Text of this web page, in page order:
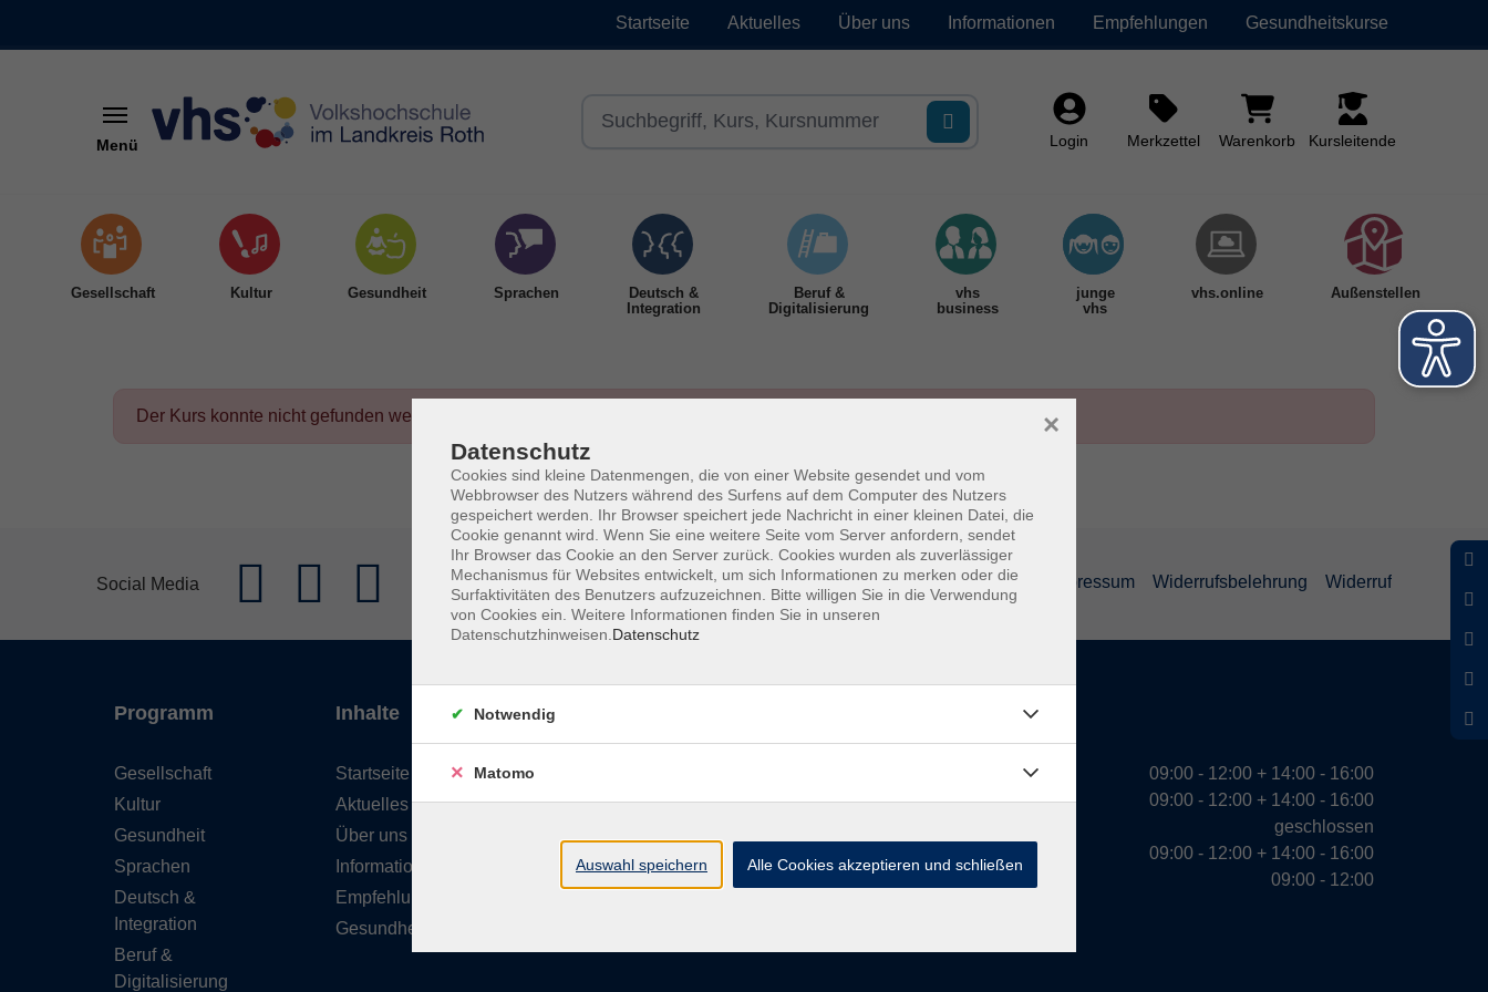
Startseite Aktuelles Über uns Informationen Empfehlungen Gesundheitskurse
Menü Login Merkzettel Warenkorb Kursleitende
Gesellschaft Kultur Gesundheit Sprachen
Deutsch &
Integration
Beruf &
Digitalisierung
vhs
business
junge
vhs
vhs.online Außenstellen
Der Kurs konnte nicht gefunden werden.
Social Media AGB Datenschutzerklärung Impressum Widerrufsbelehrung Widerruf
Programm
Gesellschaft
Kultur
Gesundheit
Sprachen
Deutsch &
Integration
Beruf &
Digitalisierung
Inhalte
Startseite
Aktuelles
Über uns
Informationen
Empfehlungen
Gesundheitskurse
91161 Hilpoltstein
info@vhs-roth.de
Tel: 09174 4749 0
Öffnungszeiten
Dienstag
09:00 - 12:00 + 14:00 - 16:00
09:00 - 12:00 + 14:00 - 16:00
geschlossen
09:00 - 12:00 + 14:00 - 16:00
09:00 - 12:00
Datenschutz
Cookies sind kleine Datenmengen, die von einer Website gesendet und vom
Webbrowser des Nutzers während des Surfens auf dem Computer des Nutzers
gespeichert werden. Ihr Browser speichert jede Nachricht in einer kleinen Datei, die
Cookie genannt wird. Wenn Sie eine weitere Seite vom Server anfordern, sendet
Ihr Browser das Cookie an den Server zurück. Cookies wurden als zuverlässiger
Mechanismus für Websites entwickelt, um sich Informationen zu merken oder die
Surfaktivitäten des Benutzers aufzuzeichnen. Bitte willigen Sie in die Verwendung
von Cookies ein. Weitere Informationen finden Sie in unseren
Datenschutzhinweisen. Datenschutz
×
Notwendig
Matomo
Auswahl speichern Alle Cookies akzeptieren und schließen